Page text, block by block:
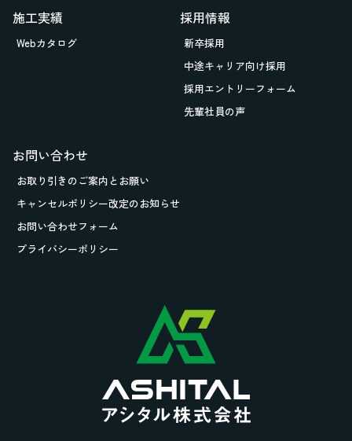
施工実績
Webカタログ
採用情報
新卒採用
中途キャリア向け採用
採用エントリーフォーム
先輩社員の声
お問い合わせ
お取り引きのご案内とお願い
キャンセルポリシー改定のお知らせ
お問い合わせフォーム
プライバシーポリシー